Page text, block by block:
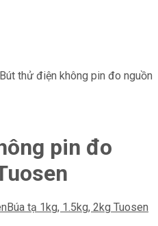
Bút thử điện không pin đo nguồn
pin đo
Búa tạ 1kg, 1.5kg, 2kg Tuosen